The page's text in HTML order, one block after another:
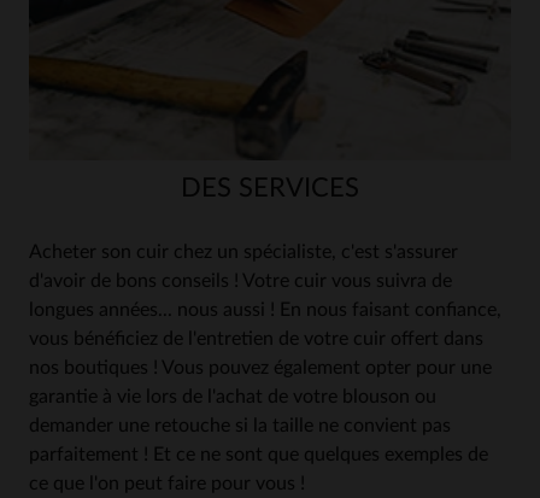
DES SERVICES
Acheter son cuir chez un spécialiste, c'est s'assurer
d'avoir de bons conseils ! Votre cuir vous suivra de
longues années... nous aussi ! En nous faisant confiance,
vous bénéficiez de l'entretien de votre cuir offert dans
nos boutiques ! Vous pouvez également opter pour une
garantie à vie lors de l'achat de votre blouson ou
demander une retouche si la taille ne convient pas
parfaitement ! Et ce ne sont que quelques exemples de
ce que l'on peut faire pour vous !